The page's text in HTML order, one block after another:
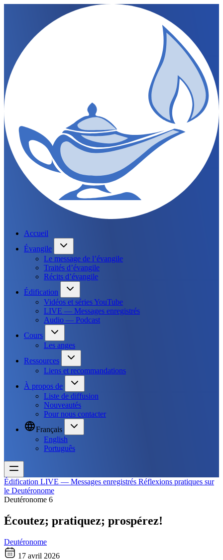
Accueil
Évangile
Le message de l’évangile
Traités d’évangile
Récits d’évangile
Édification
Vidéos et séries YouTube
LIVE — Messages enregistrés
Audio — Podcast
Cours
Les anges
Ressources
Liens et recommandations
À propos de
Liste de diffusion
Nouveautés
Pour nous contacter
Français
English
Português
Édification LIVE — Messages enregistrés Réflexions pratiques sur
le Deutéronome
Deutéronome 6
Écoutez; pratiquez; prospérez!
Deutéronome
17 avril 2026